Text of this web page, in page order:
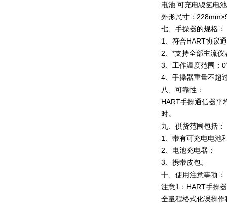
电池 可充电镍氢电
外形尺寸：
七、手操器的规格：
1、符合HART协议
2、*支持全部主流
3、工作温度范围
4、手操器重量不超
八、可靠性：
HART手操通信器平
时。
九、供货范围包括：
1、带有可充电电池
2、电池充电器；
3、携带皮包。
十、使用注意事项：
注意1：HART手操器
全量程格式化误操